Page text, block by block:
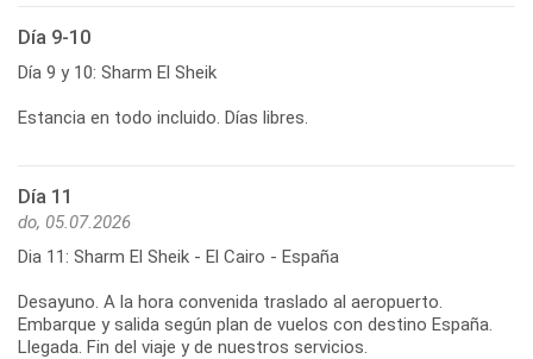
Día 9-10
Día 9 y 10: Sharm El Sheik
Estancia en todo incluido. Días libres.
Día 11
do, 05.07.2026
Dia 11: Sharm El Sheik - El Cairo - España
Desayuno. A la hora convenida traslado al aeropuerto.
Embarque y salida según plan de vuelos con destino España.
Llegada. Fin del viaje y de nuestros servicios.